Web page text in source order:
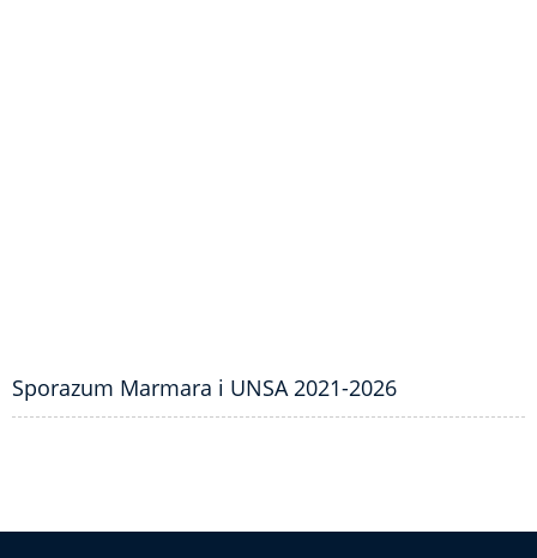
Sporazum Marmara i UNSA 2021-2026